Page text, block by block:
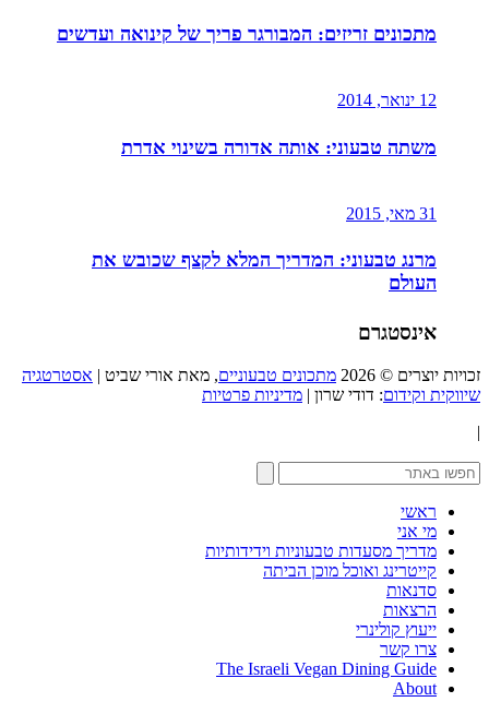
מתכונים זריזים: המבורגר פריך של קינואה ועדשים
12 ינואר, 2014
משתה טבעוני: אותה אדורה בשינוי אדרת
31 מאי, 2015
מרנג טבעוני: המדריך המלא לקצף שכובש את
העולם
אינסטגרם
זכויות יוצרים © 2026 מתכונים טבעוניים, מאת אורי שביט | אסטרטגיה
שיווקית וקידום: דודי שרון | מדיניות פרטיות
|
ראשי
מי אני
מדריך מסעדות טבעוניות וידידותיות
קייטרינג ואוכל מוכן הביתה
סדנאות
הרצאות
ייעוץ קולינרי
צרו קשר
The Israeli Vegan Dining Guide
About